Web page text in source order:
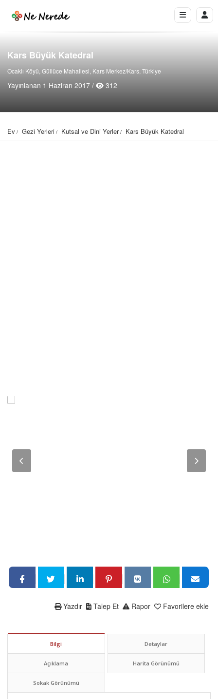
Kars Büyük Katedral
Ocaklı Köyü, Güllüce Mahallesi, Kars Merkez/Kars, Türkiye
Yayınlanan 1 Haziran 2017 / 312
Ev Gezi Yerleri Kutsal ve Dini Yerler Kars Büyük Katedral
Favorilere ekle
Rapor
Talep Et
Yazdır
Bilgi Detaylar
Açıklama Harita Görünümü
Sokak Görünümü